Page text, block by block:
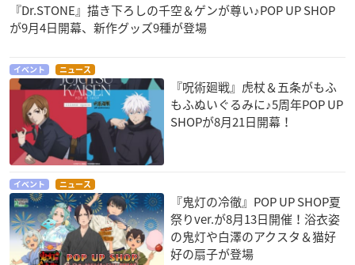
『Dr.STONE』描き下ろしの千空＆ゲンが尊い♪POP UP SHOP
が9月4日開幕、新作グッズ9種が登場
イベント ニュース
『呪術廻戦』虎杖＆五条がもふ
もふぬいぐるみに♪5周年POP UP
SHOPが8月21日開幕！
イベント ニュース
『鬼灯の冷徹』POP UP SHOP夏
祭りver.が8月13日開催！浴衣姿
の鬼灯や白澤のアクスタ＆猫好
好の扇子が登場